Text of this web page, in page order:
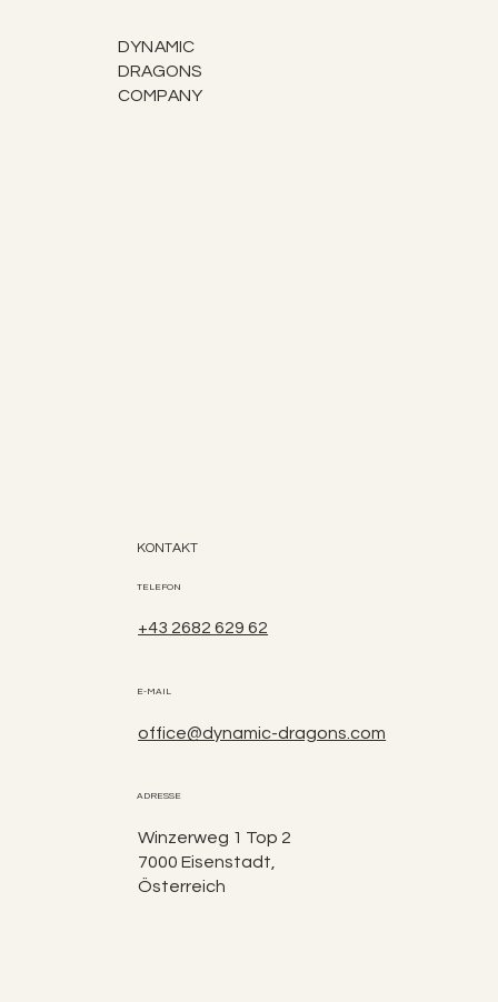
DYNAMIC
DRAGONS
COMPANY
KONTAKT
+43 2682 629 62
TELEFON
office@dynamic-dragons.com
E-MAIL
Winzerweg 1 Top 2
7000 Eisenstadt,
Österreich
ADRESSE